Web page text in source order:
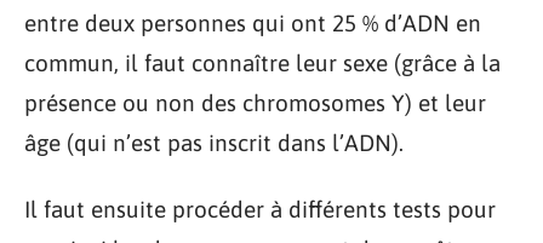
entre deux personnes qui ont 25 % d’ADN en
commun, il faut connaître leur sexe (grâce à la
présence ou non des chromosomes Y) et leur
âge (qui n’est pas inscrit dans l’ADN).
Il faut ensuite procéder à différents tests pour